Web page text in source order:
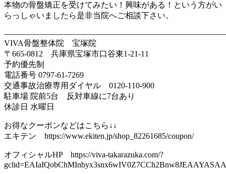
本物の骨盤矯正を受けてみたい！興味がある！という方がい
らっしゃいましたら是非当院へご相談下さい。
VIVA骨盤整体院 宝塚院
〒665-0812 兵庫県宝塚市口谷東1-21-11
予約優先制
電話番号 0797-61-7269
交通事故治療専用ダイヤル 0120-110-900
駐車場 院前5台 反対車線に7台あり
休診日 水曜日
お得なクーポンなどはこちら↓↓
エキテン https://www.ekiten.jp/shop_82261685/coupon/
オフィシャルHP https://viva-takarazuka.com/?